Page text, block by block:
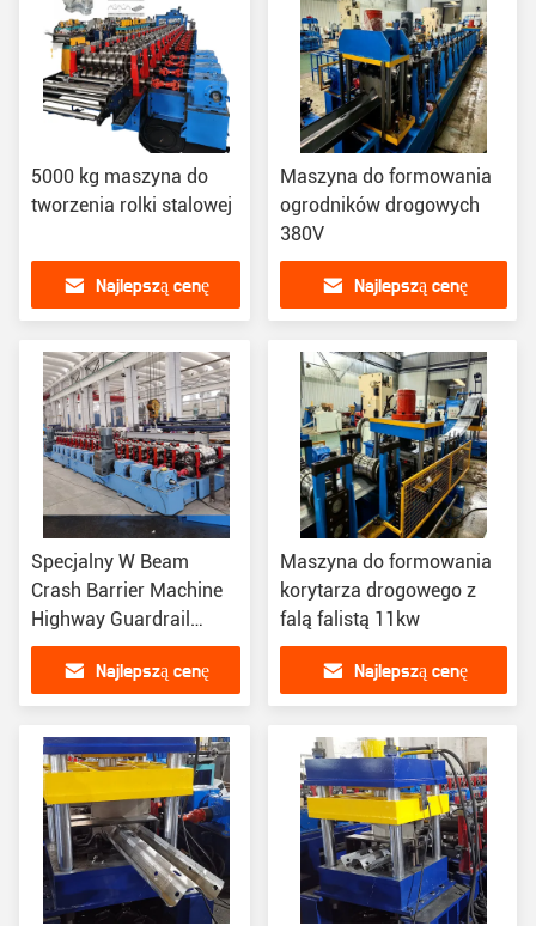
5000 kg maszyna do
tworzenia rolki stalowej
Najlepszą cenę
Maszyna do formowania
ogrodników drogowych
380V
Najlepszą cenę
Specjalny W Beam
Crash Barrier Machine
Highway Guardrail
Metal Roll Former
Najlepszą cenę
Maszyna do formowania
korytarza drogowego z
falą falistą 11kw
Najlepszą cenę